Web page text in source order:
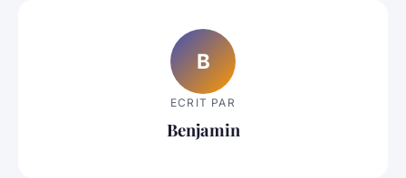
B
ECRIT PAR
Benjamin